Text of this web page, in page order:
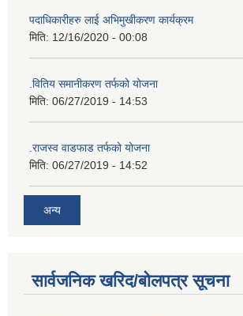
पदाधिकारीहरु लाई अभिमुखीकरण कार्यक्रम
मिति: 12/16/2020 - 00:08
.वितिय समानीकरण तर्फको योजना
मिति: 06/27/2019 - 14:53
.राजस्व वाडफाड तर्फको योजना
मिति: 06/27/2019 - 14:52
अन्य
सार्वजनिक खरिद/बोलपत्र सूचना